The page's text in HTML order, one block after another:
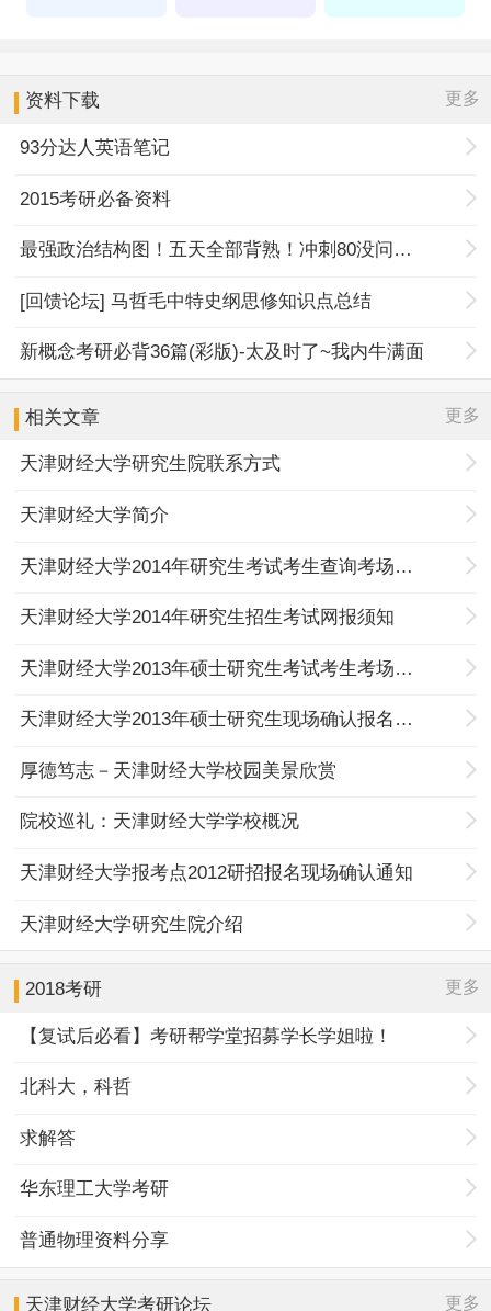
资料下载 更多
93分达人英语笔记
2015考研必备资料
最强政治结构图！五天全部背熟！冲刺80没问题！
[回馈论坛] 马哲毛中特史纲思修知识点总结
新概念考研必背36篇(彩版)-太及时了~我内牛满面
相关文章 更多
天津财经大学研究生院联系方式
天津财经大学简介
天津财经大学2014年研究生考试考生查询考场的通知
天津财经大学2014年研究生招生考试网报须知
天津财经大学2013年硕士研究生考试考生考场查询
天津财经大学2013年硕士研究生现场确认报名的通知
厚德笃志－天津财经大学校园美景欣赏
院校巡礼：天津财经大学学校概况
天津财经大学报考点2012研招报名现场确认通知
天津财经大学研究生院介绍
2018考研 更多
【复试后必看】考研帮学堂招募学长学姐啦！
北科大，科哲
求解答
华东理工大学考研
普通物理资料分享
天津财经大学考研论坛 更多